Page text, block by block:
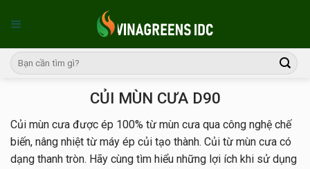
CỦI MÙN CƯA D90
Củi mùn cưa được ép 100% từ mùn cưa qua công nghệ chế
biến, nâng nhiệt từ máy ép củi tạo thành. Củi từ mùn cưa có
dạng thanh tròn. Hãy cùng tìm hiểu những lợi ích khi sử dụng